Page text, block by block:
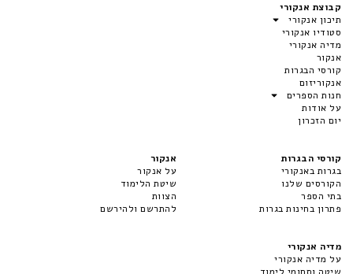
קבוצת אנקורי
תיכון אנקורי
סטודיו אנקורי
מדיה אנקורי
אנקור
קורסי הבגרות
אנקוריזום
חנות הספרים
על אודות
יום הזכרון
קורסי הבגרות
בגרות באנקורי
הקורסים שלנו
בתי הספר
פתרון בחינות בגרות
אנקור
על אנקור
שיטת הלימוד
הצוות
להתרשם ולהירשם
מדיה אנקורי
על מדיה אנקורי